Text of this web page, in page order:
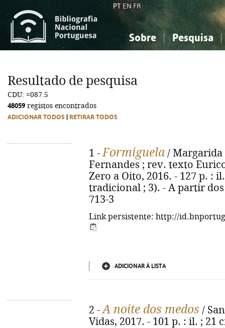
PT EN FR
Sobre Pesquisa
Ciências sociais...
Ciências sociais...
Resultado de pesquisa
CDU: =087.5
48059 registos encontrados
ADICIONAR TODOS RETIRAR TODOS
1 -Formiguela / Margarida
Fernandes ; rev. texto
Zero a Oito, 2016. - 127 p. :
tradicional ; 3). - A partir dos
713-3
Link persistente: http://
ADICIONAR À LISTA
2 -A noite dos medos /
Vidas, 2017. - 101 p. : il. ; 21